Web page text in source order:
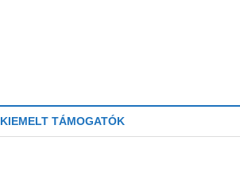
KIEMELT TÁMOGATÓK